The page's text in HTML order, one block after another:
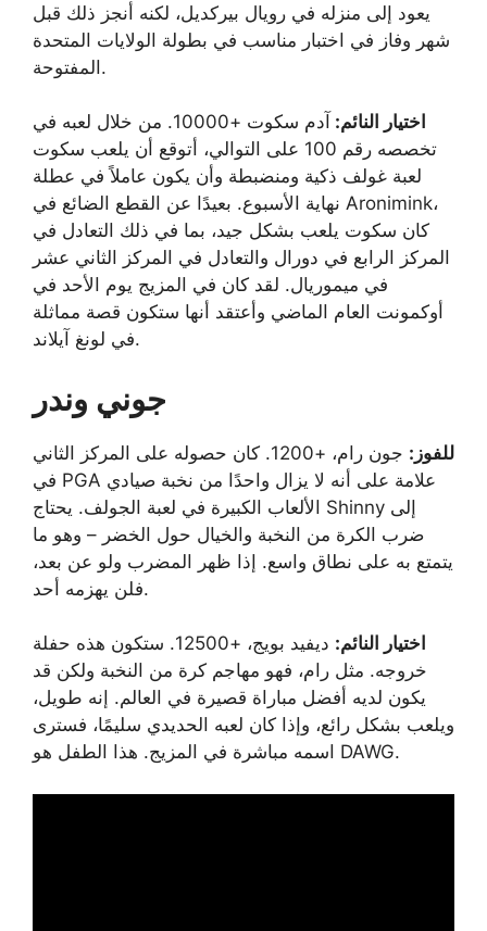
يعود إلى منزله في رويال بيركديل، لكنه أنجز ذلك قبل
شهر وفاز في اختبار مناسب في بطولة الولايات المتحدة
المفتوحة.
اختيار النائم:
آدم سكوت +10000. من خلال لعبه في
تخصصه رقم 100 على التوالي، أتوقع أن يلعب سكوت
لعبة غولف ذكية ومنضبطة وأن يكون عاملاً في عطلة
نهاية الأسبوع. بعيدًا عن القطع الضائع في Aronimink،
كان سكوت يلعب بشكل جيد، بما في ذلك التعادل في
المركز الرابع في دورال والتعادل في المركز الثاني عشر
في ميموريال. لقد كان في المزيج يوم الأحد في
أوكمونت العام الماضي وأعتقد أنها ستكون قصة مماثلة
في لونغ آيلاند.
جوني وندر
للفوز:
جون رام، +1200. كان حصوله على المركز الثاني
في PGA علامة على أنه لا يزال واحدًا من نخبة صيادي
الألعاب الكبيرة في لعبة الجولف. يحتاج Shinny إلى
ضرب الكرة من النخبة والخيال حول الخضر – وهو ما
يتمتع به على نطاق واسع. إذا ظهر المضرب ولو عن بعد،
فلن يهزمه أحد.
اختيار النائم:
ديفيد بويج، +12500. ستكون هذه حفلة
خروجه. مثل رام، فهو مهاجم كرة من النخبة ولكن قد
يكون لديه أفضل مباراة قصيرة في العالم. إنه طويل،
ويلعب بشكل رائع، وإذا كان لعبه الحديدي سليمًا، فسترى
اسمه مباشرة في المزيج. هذا الطفل هو DAWG.